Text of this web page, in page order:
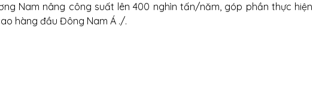
Nam nâng công suất lên 400 nghìn tấn/năm, góp phần thực
hàng đầu Đông Nam Á ./.